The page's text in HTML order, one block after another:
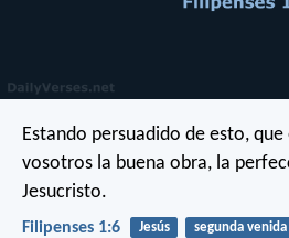
Estando persuadido de esto,
vosotros la buena obra, la
Jesucristo.
Filipenses 1:6 Jesús segunda venida